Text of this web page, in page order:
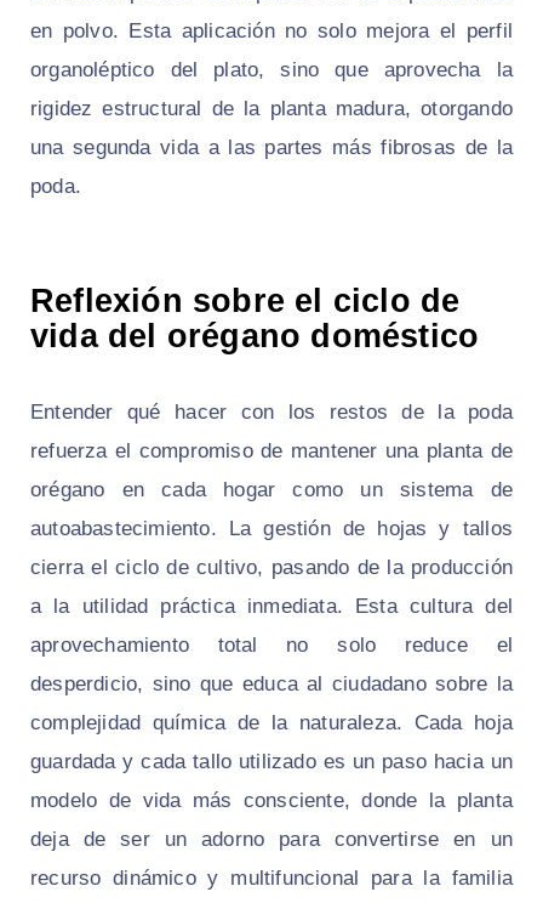
en polvo. Esta aplicación no solo mejora el perfil
organoléptico del plato, sino que aprovecha la
rigidez estructural de la planta madura, otorgando
una segunda vida a las partes más fibrosas de la
poda.
Reflexión sobre el ciclo de
vida del orégano doméstico
Entender qué hacer con los restos de la poda
refuerza el compromiso de mantener una planta de
orégano en cada hogar como un sistema de
autoabastecimiento. La gestión de hojas y tallos
cierra el ciclo de cultivo, pasando de la producción
a la utilidad práctica inmediata. Esta cultura del
aprovechamiento total no solo reduce el
desperdicio, sino que educa al ciudadano sobre la
complejidad química de la naturaleza. Cada hoja
guardada y cada tallo utilizado es un paso hacia un
modelo de vida más consciente, donde la planta
deja de ser un adorno para convertirse en un
recurso dinámico y multifuncional para la familia